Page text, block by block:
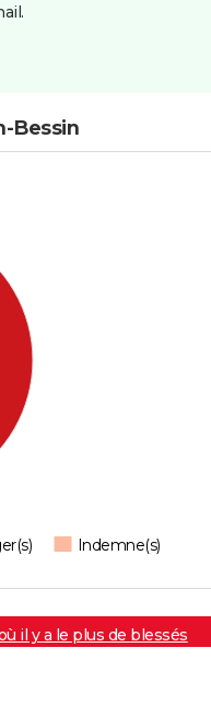
Bessin
Indemne(s)
il y a le plus de blessés